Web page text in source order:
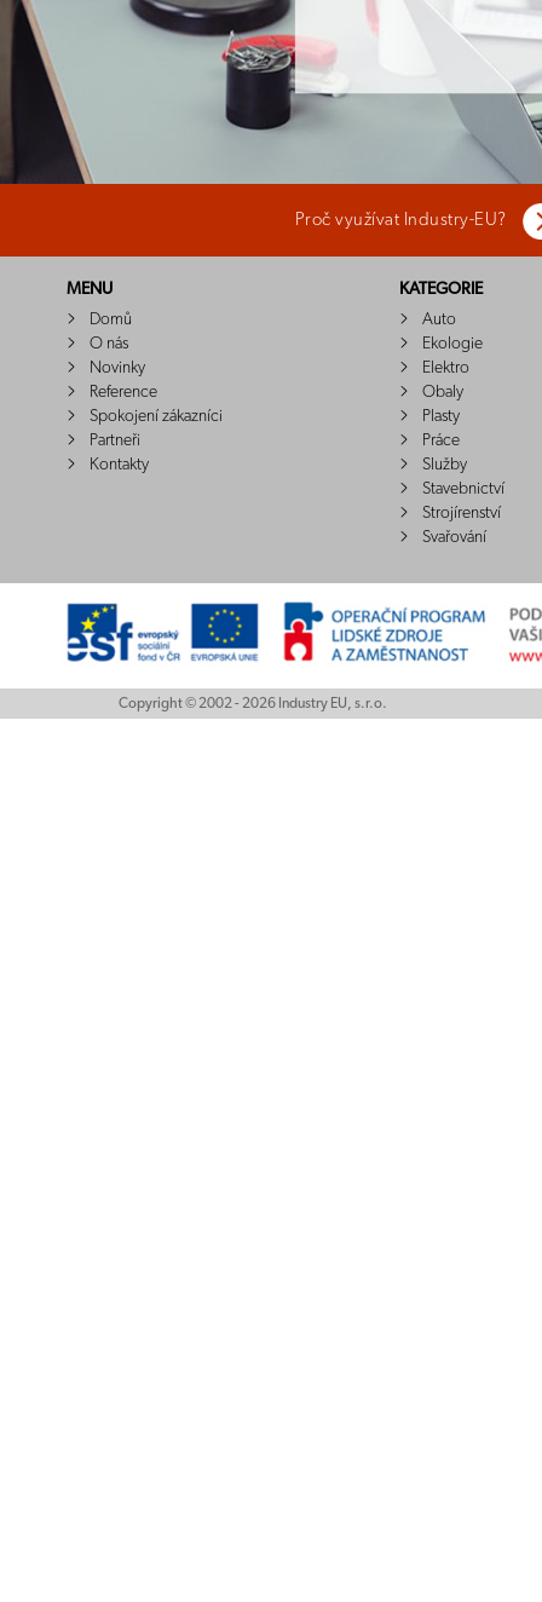
Proč využívat Industry-EU?
MENU
Domů
O nás
Novinky
Reference
Spokojení zákazníci
Partneři
Kontakty
KATEGORIE
Auto
Ekologie
Elektro
Obaly
Plasty
Práce
Služby
Stavebnictví
Strojírenství
Svařování
Copyright © 2002 - 2026 Industry EU, s.r.o.